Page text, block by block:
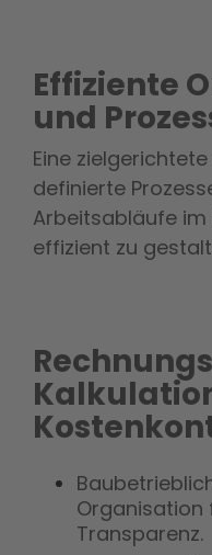
Effiziente
und
Eine
definierte
Arbeitsabläufe
effizient zu
Organisation
Transparenz.